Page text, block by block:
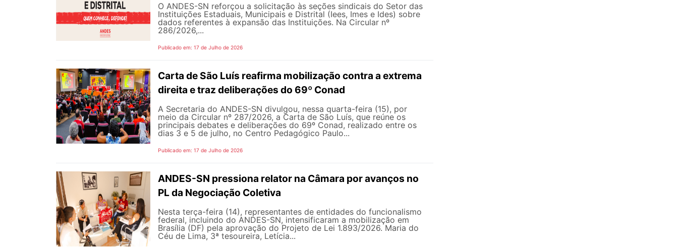
O ANDES-SN reforçou a solicitação às seções sindicais do Setor das
Instituições Estaduais, Municipais e Distrital (Iees, Imes e Ides) sobre
dados referentes à expansão das Instituições. Na Circular nº
286/2026,...
Publicado em: 17 de Julho de 2026
Carta de São Luís reafirma mobilização contra a extrema
direita e traz deliberações do 69º Conad
A Secretaria do ANDES-SN divulgou, nessa quarta-feira (15), por
meio da Circular nº 287/2026, a Carta de São Luís, que reúne os
principais debates e deliberações do 69º Conad, realizado entre os
dias 3 e 5 de julho, no Centro Pedagógico Paulo...
Publicado em: 17 de Julho de 2026
ANDES-SN pressiona relator na Câmara por avanços no
PL da Negociação Coletiva
Nesta terça-feira (14), representantes de entidades do funcionalismo
federal, incluindo do ANDES-SN, intensificaram a mobilização em
Brasília (DF) pela aprovação do Projeto de Lei 1.893/2026. Maria do
Céu de Lima, 3ª tesoureira, Letícia...